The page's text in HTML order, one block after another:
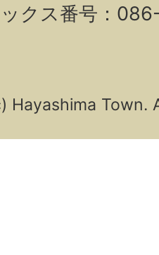
クス番号：
Hayashima Town.